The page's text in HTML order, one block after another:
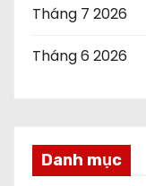
Tháng 7 2026
Tháng 6 2026
Danh mục